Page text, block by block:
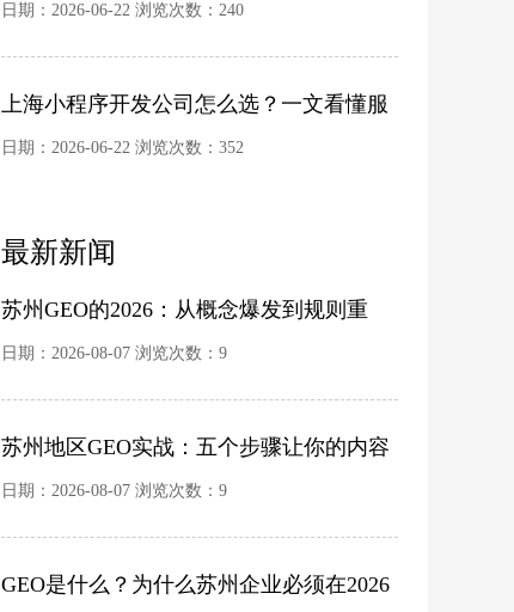
本地市场解析、报价逻辑与避坑指南
日期：2026-06-22 浏览次数：240
上海小程序开发公司怎么选？一文看懂服
务模式、报价玄机与避坑要点
日期：2026-06-22 浏览次数：352
最新新闻
苏州GEO的2026：从概念爆发到规则重
建，品牌如何避免踩坑？
日期：2026-08-07 浏览次数：9
苏州地区GEO实战：五个步骤让你的内容
成为AI的首选信源
日期：2026-08-07 浏览次数：9
GEO是什么？为什么苏州企业必须在2026